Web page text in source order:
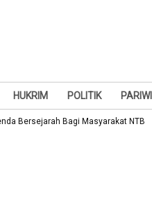
HUKRIM POLITIK
Bersejarah Bagi Masyarakat NTB